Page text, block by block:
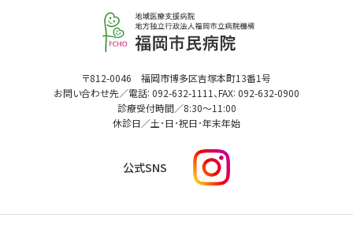
福
岡
市
民
病
〒812-0046 福岡市博多区吉塚本町13番1号
お問い合わせ先／電話: 092-632-1111、FAX: 092-632-0900
診療受付時間／8:30～11:00
休診日／土･日･祝日･年末年始
公式SNS
I
n
t